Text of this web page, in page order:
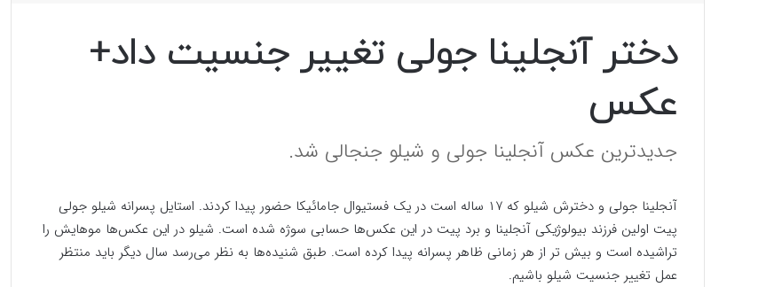
دختر آنجلینا جولی تغییر جنسیت داد+
عکس
جدیدترین عکس آنجلینا جولی و شیلو جنجالی شد.
آنجلینا جولی و دخترش شیلو که ۱۷ ساله است در یک فستیوال جامائیکا حضور پیدا کردند. استایل پسرانه شیلو جولی
پیت اولین فرزند بیولوژیکی آنجلینا و برد پیت در این عکس‌ها حسابی سوژه شده است. شیلو در این عکس‌ها موهایش را
تراشیده است و بیش تر از هر زمانی ظاهر پسرانه پیدا کرده است. طبق شنیده‌ها به نظر می‌رسد سال دیگر باید منتظر
عمل تغییر جنسیت شیلو باشیم.